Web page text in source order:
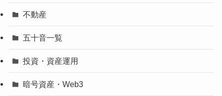
不動産
五十音一覧
投資・資産運用
暗号資産・Web3